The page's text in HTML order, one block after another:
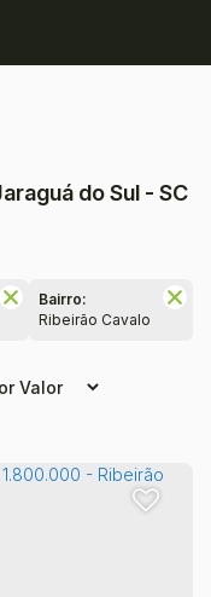
do Sul - SC
Bairro:
Ribeirão Cavalo